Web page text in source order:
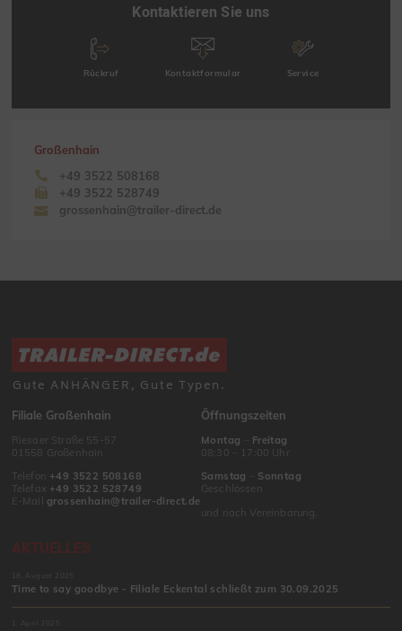
Kontaktieren Sie uns
Rückruf Kontaktformular Service
Großenhain
+49 3522 508168
+49 3522 528749
grossenhain@trailer-direct.de
Gute ANHÄNGER, Gute Typen.
Filiale Großenhain
Riesaer Straße 55-57
01558 Großenhain
Telefon +49 3522 508168
Telefax +49 3522 528749
E-Mail grossenhain@trailer-direct.de
Öffnungszeiten
Montag
Freitag
08:30 – 17:00 Uhr
Samstag
Sonntag
Geschlossen
und nach Vereinbarung.
AKTUELLES
18. August 2025
Time to say goodbye - Filiale Eckental schließt zum 30.09.2025
1. April 2025